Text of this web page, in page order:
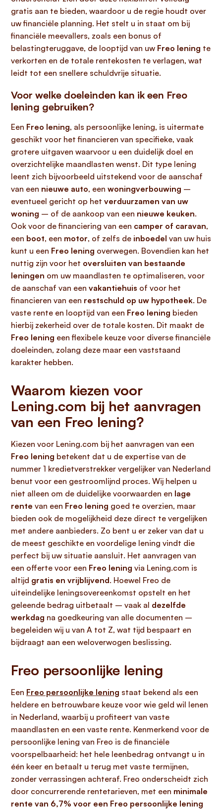
gratis aan te bieden, waardoor u de regie houdt over
uw financiële planning. Het stelt u in staat om bij
financiële meevallers, zoals een bonus of
belastingteruggave, de looptijd van uw Freo lening te
verkorten en de totale rentekosten te verlagen, wat
leidt tot een snellere schuldvrije situatie.
Voor welke doeleinden kan ik een Freo
lening gebruiken?
Een Freo lening, als persoonlijke lening, is uitermate
geschikt voor het financieren van specifieke, vaak
grotere uitgaven waarvoor u een duidelijk doel en
overzichtelijke maandlasten wenst. Dit type lening
leent zich bijvoorbeeld uitstekend voor de aanschaf
van een nieuwe auto, een woningverbouwing –
eventueel gericht op het verduurzamen van uw
woning – of de aankoop van een nieuwe keuken.
Ook voor de financiering van een camper of caravan,
een boot, een motor, of zelfs de inboedel van uw huis
kunt u een Freo lening overwegen. Bovendien kan het
nuttig zijn voor het oversluiten van bestaande
leningen om uw maandlasten te optimaliseren, voor
de aanschaf van een vakantiehuis of voor het
financieren van een restschuld op uw hypotheek. De
vaste rente en looptijd van een Freo lening bieden
hierbij zekerheid over de totale kosten. Dit maakt de
Freo lening een flexibele keuze voor diverse financiële
doeleinden, zolang deze maar een vaststaand
karakter hebben.
Waarom kiezen voor
Lening.com bij het aanvragen
van een Freo lening?
Kiezen voor Lening.com bij het aanvragen van een
Freo lening betekent dat u de expertise van de
nummer 1 kredietverstrekker vergelijker van Nederland
benut voor een gestroomlijnd proces. Wij helpen u
niet alleen om de duidelijke voorwaarden en lage
rente van een Freo lening goed te overzien, maar
bieden ook de mogelijkheid deze direct te vergelijken
met andere aanbieders. Zo bent u er zeker van dat u
de meest geschikte en voordelige lening vindt die
perfect bij uw situatie aansluit. Het aanvragen van
een offerte voor een Freo lening via Lening.com is
altijd gratis en vrijblijvend. Hoewel Freo de
uiteindelijke leningsovereenkomst opstelt en het
geleende bedrag uitbetaalt – vaak al dezelfde
werkdag na goedkeuring van alle documenten –
begeleiden wij u van A tot Z, wat tijd bespaart en
bijdraagt aan een weloverwogen beslissing.
Freo persoonlijke lening
Een Freo persoonlijke lening staat bekend als een
heldere en betrouwbare keuze voor wie geld wil lenen
in Nederland, waarbij u profiteert van vaste
maandlasten en een vaste rente. Kenmerkend voor de
persoonlijke lening van Freo is de financiële
voorspelbaarheid: het hele leenbedrag ontvangt u in
één keer en betaalt u terug met vaste termijnen,
zonder verrassingen achteraf. Freo onderscheidt zich
door concurrerende rentetarieven, met een minimale
rente van 6,7% voor een Freo persoonlijke lening